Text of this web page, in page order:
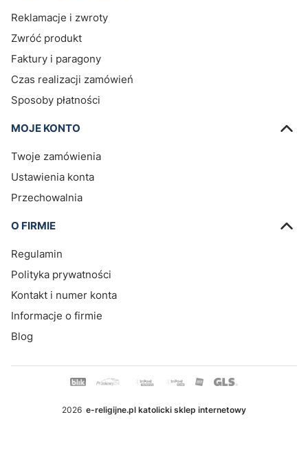
Reklamacje i zwroty
Zwróć produkt
Faktury i paragony
Czas realizacji zamówień
Sposoby płatności
MOJE KONTO
Twoje zamówienia
Ustawienia konta
Przechowalnia
O FIRMIE
Regulamin
Polityka prywatności
Kontakt i numer konta
Informacje o firmie
Blog
2026 e-religijne.pl katolicki sklep internetowy